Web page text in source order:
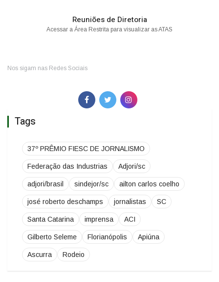
Reuniões de Diretoria
Acessar a Área Restrita para visualizar as ATAS
Nos sigam nas Redes Sociais
Tags
37º PRÊMIO FIESC DE JORNALISMO
Federação das Industrias Adjori/sc
adjori/brasil sindejor/sc ailton carlos coelho
josé roberto deschamps jornalistas SC
Santa Catarina imprensa ACI
Gilberto Seleme Florianópolis Apiúna
Ascurra Rodeio